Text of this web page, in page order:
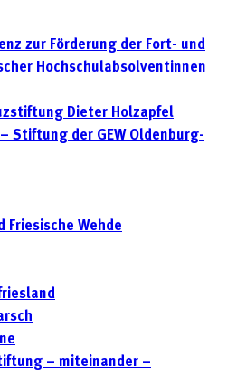
zur Förderung der Fort- und
Hochschulabsolventinnen
Dieter Holzapfel
Stiftung der GEW Oldenburg-
Friesische Wehde
– miteinander –